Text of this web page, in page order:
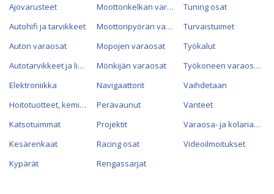
Ajovarusteet
Autohifi ja tarvikkeet
Auton varaosat
Autotarvikkeet ja lisävarusteet
Elektroniikka
Hoitotuotteet, kemikaalit ja öljyt
Katsotuimmat
Kesärenkaat
Kypärät
Moottorikelkan varaosat
Moottoripyörän varaosat
Mopojen varaosat
Mönkijän varaosat
Navigaattorit
Perävaunut
Projektit
Racing osat
Rengassarjat
Tuning osat
Turvaistuimet
Työkalut
Työkoneen varaosat
Vaihdetaan
Vanteet
Varaosa- ja kolariautot
Videoilmoitukset